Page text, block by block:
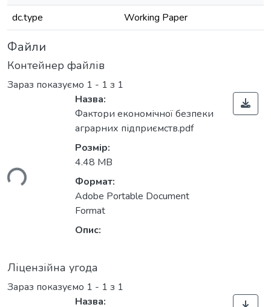
dc.type
Working Paper
Файли
Контейнер файлів
Зараз показуємо 1 - 1 з 1
Назва:
Фактори економічної безпеки
аграрних підприємств.pdf
Розмір:
4.48 MB
Формат:
Adobe Portable Document
Format
Опис:
Ліцензійна угода
Зараз показуємо 1 - 1 з 1
Назва: